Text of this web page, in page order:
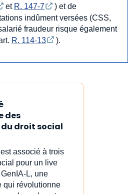
et R. 147-7
) et de
indûment versées (CSS,
fraudeur risque également
R. 114-13 ).
des
droit social
associé à trois
pour un live
une
qui révolutionne